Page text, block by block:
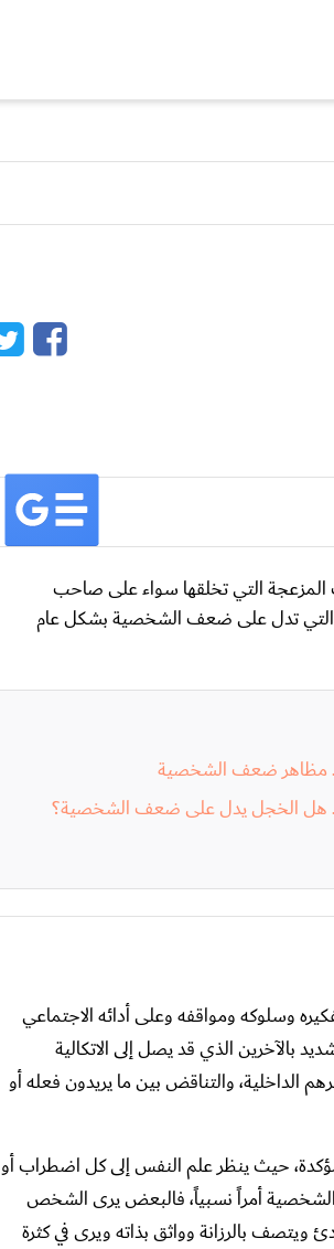
المزعجة التي تخلقها سواء على صاحب
التي تدل على ضعف الشخصية بشكل عام
مظاهر ضعف الشخصية
هل الخجل يدل على ضعف الشخصية؟
ومواقفه وعلى أدائه الاجتماعي
بالآخرين الذي قد يصل إلى الاتكالية
والتناقض بين ما يريدون فعله أو
حيث ينظر علم النفس إلى كل اضطراب أو
أمراً نسبياً، فالبعض يرى الشخص
بالرزانة وواثق بذاته ويرى في كثرة